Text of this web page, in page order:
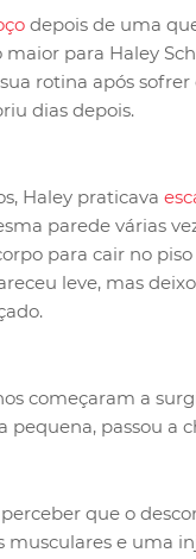
depois de uma
para Haley
rotina após sofrer
dias depois.
Haley praticava
parede várias
para cair no
leve, mas
começaram a
passou a
que o
e uma